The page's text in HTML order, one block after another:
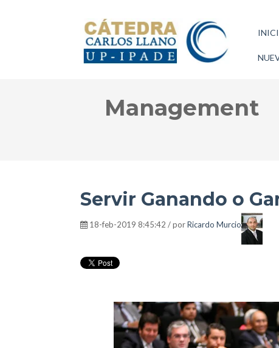
Management
Servir Ganando o
18-feb-2019 8:45:42 / porRicardo Murcio